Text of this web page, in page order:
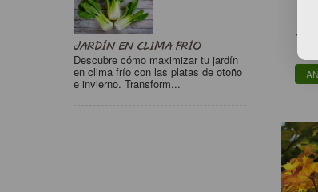
Pantalla verde
Planta de interior
Reforestación
Resistente contaminación
Revegetación
JARDÍN EN CLIMA FRÍO
Descubre cómo maximizar tu jardín
en clima frío con las platas de otoño
e invierno. Transform...
A